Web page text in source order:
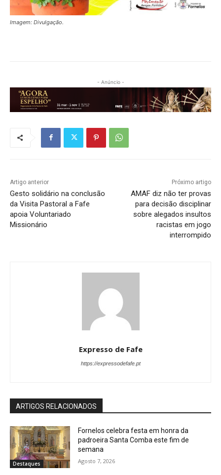
Imagem: Divulgação.
- Anúncio -
Artigo anterior
Gesto solidário na conclusão
da Visita Pastoral a Fafe
apoia Voluntariado
Missionário
Próximo artigo
AMAF diz não ter provas
para decisão disciplinar
sobre alegados insultos
racistas em jogo
interrompido
Expresso de Fafe
https://expressodefafe.pt
ARTIGOS RELACIONADOS
Destaques
Fornelos celebra festa em honra da
padroeira Santa Comba este fim de
semana
Agosto 7, 2026